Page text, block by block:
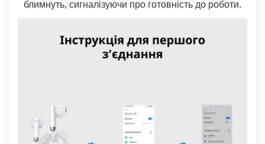
блимнуть, сигналізуючи про готовність до роботи.